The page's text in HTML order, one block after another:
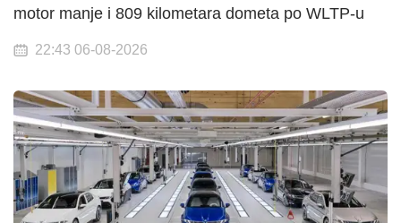
motor manje i 809 kilometara dometa po WLTP-u
22:43 06-08-2026